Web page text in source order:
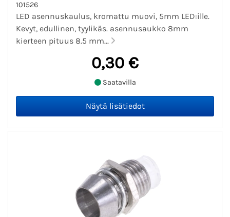
101526
LED asennuskaulus, kromattu muovi, 5mm LED:ille.
Kevyt, edullinen, tyylikäs. asennusaukko 8mm
kierteen pituus 8.5 mm...
0,30 €
Saatavilla